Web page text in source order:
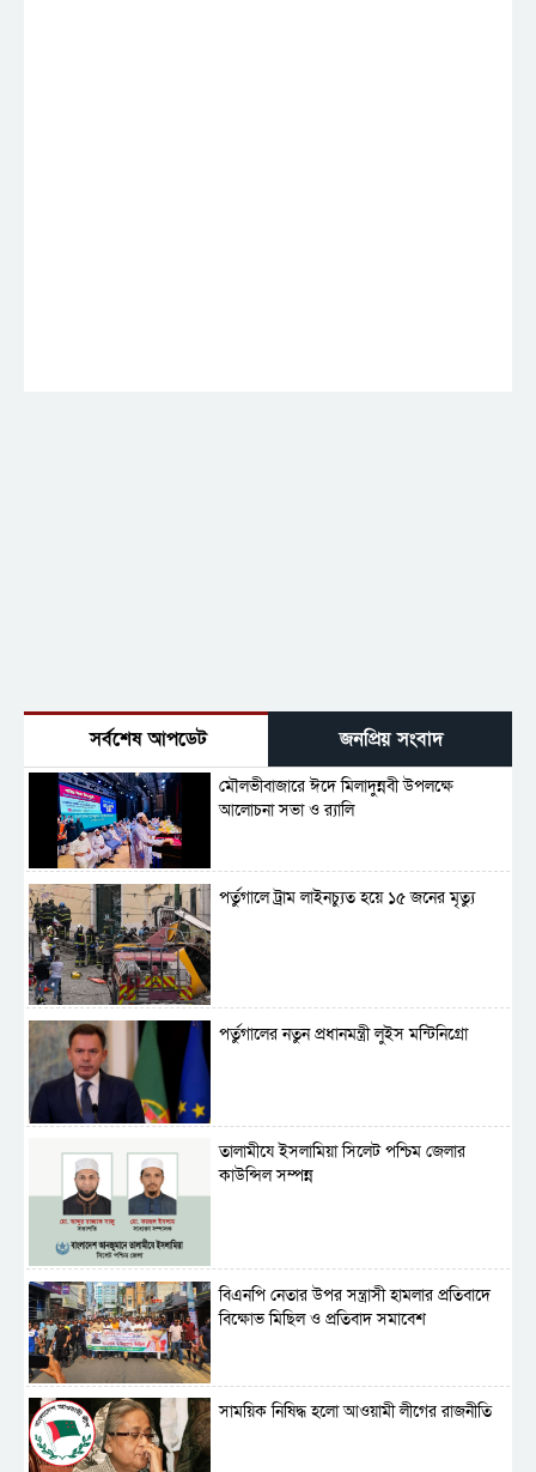
সর্বশেষ আপডেট জনপ্রিয় সংবাদ
মৌলভীবাজারে ঈদে মিলাদুন্নবী উপলক্ষে
আলোচনা সভা ও র‍্যালি
পর্তুগালে ট্রাম লাইনচ্যুত হয়ে ১৫ জনের মৃত্যু
পর্তুগালের নতুন প্রধানমন্ত্রী লুইস মন্টিনিগ্রো
‎তালামীযে ইসলামিয়া সিলেট পশ্চিম জেলার
কাউন্সিল সম্পন্ন
বিএনপি নেতার উপর সন্ত্রাসী হামলার প্রতিবাদে
বিক্ষোভ মিছিল ও প্রতিবাদ সমাবেশ
সাময়িক নিষিদ্ধ হলো আওয়ামী লীগের রাজনীতি